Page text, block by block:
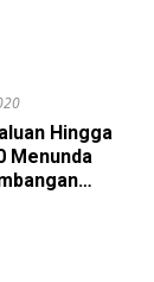
Hingga
Menunda